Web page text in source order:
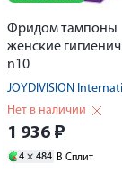
Фридом тампоны
женские
n10
JOYDIVISION
Нет в наличии
1 936 ₽
4 × 484 В Сплит